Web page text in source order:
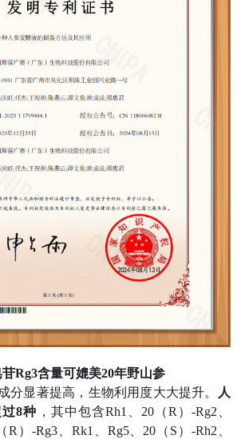
Rg3含量可媲美20年野山参
分显著提高，生物利用度大大提升。
人
8种 ，其中包含Rh1、20（R）-Rg2、
R）-Rg3、Rk1、Rg5、20（S）-Rh2、